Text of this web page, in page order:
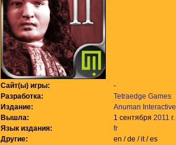
Сайт(ы) игры:
-
Разработка:
Tetraedge Games
Издание:
Anuman Interactive
Вышла:
1 сентября 2011 г.
Язык издания:
fr
Другие:
en / de / it / es